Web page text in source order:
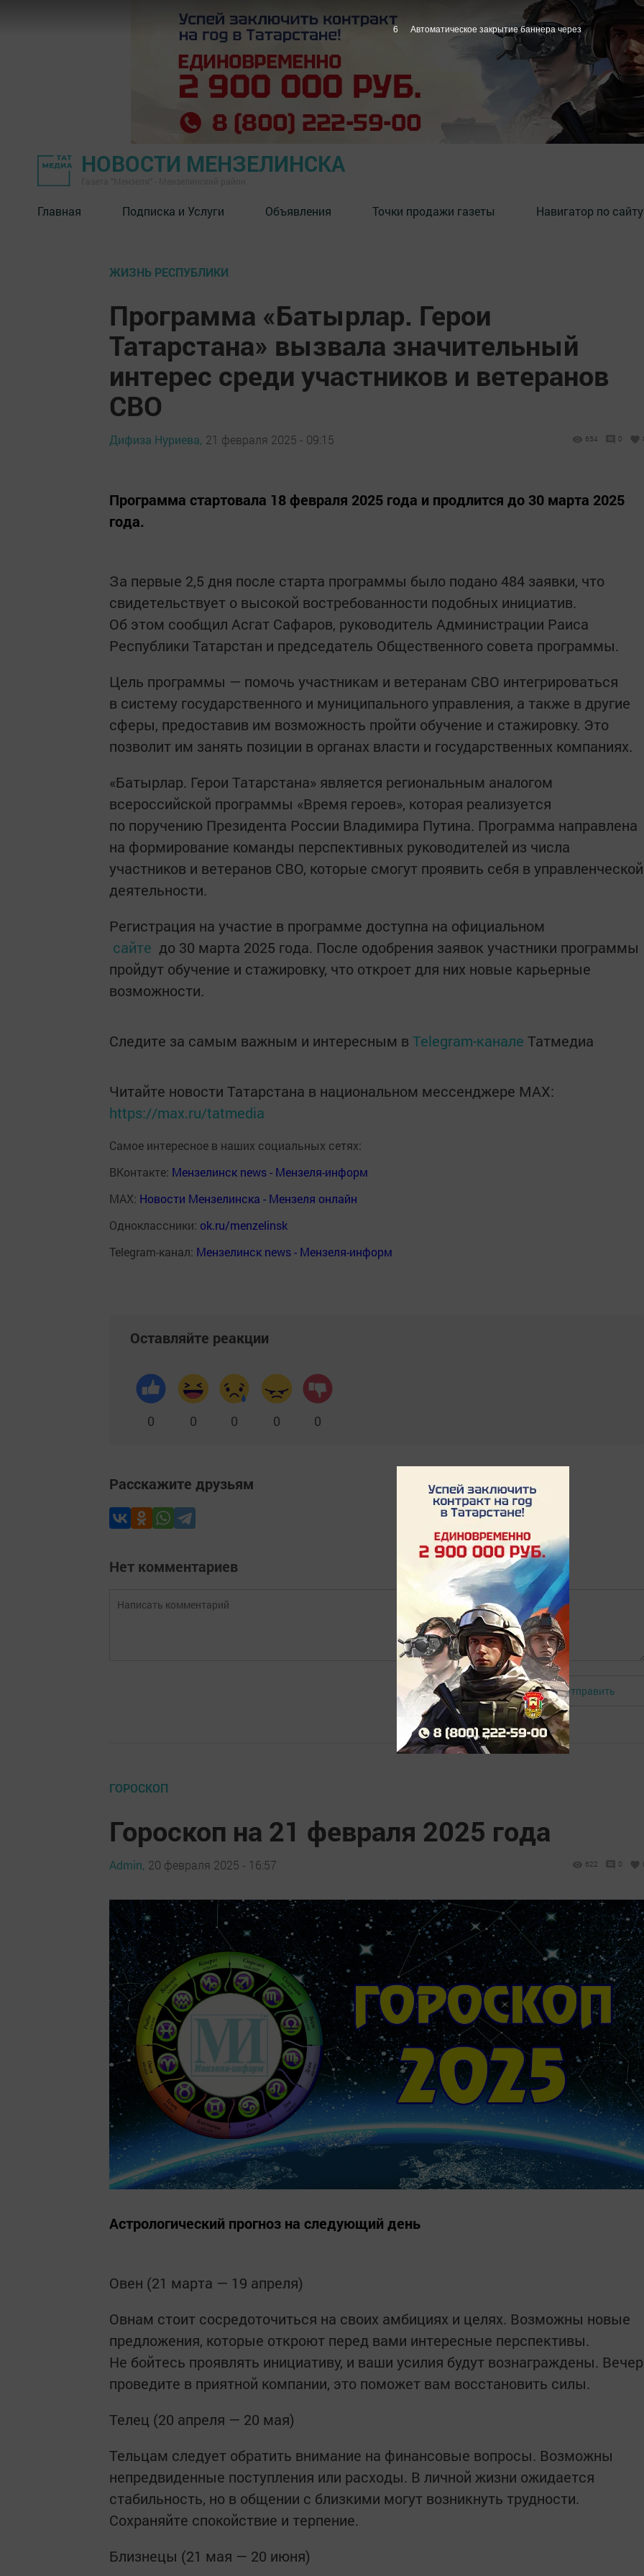
НОВОСТИ МЕНЗЕЛИНСКА
Главная Подписка и Услуги Объявления Точки продажи газеты Навигатор по сайту
ЖИЗНЬ РЕСПУБЛИКИ
Программа «Батырлар. Герои
Татарстана» вызвала значительный
интерес среди участников и ветеранов
СВО
Дифиза Нуриева, 21 февраля 2025 - 09:15 654 0
Программа стартовала 18 февраля 2025 года и продлится до 30 марта 2025
года.
За первые 2,5 дня после старта программы было подано 484 заявки, что
свидетельствует о высокой востребованности подобных инициатив.
Об этом сообщил Асгат Сафаров, руководитель Администрации Раиса
Республики Татарстан и председатель Общественного совета программы.
Цель программы — помочь участникам и ветеранам СВО интегрироваться
в систему государственного и муниципального управления, а также в другие
сферы, предоставив им возможность пройти обучение и стажировку. Это
позволит им занять позиции в органах власти и государственных компаниях.
«Батырлар. Герои Татарстана» является региональным аналогом
всероссийской программы «Время героев», которая реализуется
по поручению Президента России Владимира Путина. Программа направлена
на формирование команды перспективных руководителей из числа
участников и ветеранов СВО, которые смогут проявить себя в управленческой
деятельности.
Регистрация на участие в программе доступна на официальном
сайте до 30 марта 2025 года. После одобрения заявок участники программы
пройдут обучение и стажировку, что откроет для них новые карьерные
возможности.
Следите за самым важным и интересным в Telegram-канале Татмедиа
Читайте новости Татарстана в национальном мессенджере MАХ:
https://max.ru/tatmedia
Самое интересное в наших социальных сетях:
ВКонтакте: Мензелинск news - Мензеля-информ
MAX: Новости Мензелинска - Мензеля онлайн
Одноклассники: ok.ru/menzelinsk
Telegram-канал: Мензелинск news - Мензеля-информ
Оставляйте реакции
0 0 0 0 0
Расскажите друзьям
Нет комментариев
Авторизоваться Отправить
ГОРОСКОП
Гороскоп на 21 февраля 2025 года
Admin, 20 февраля 2025 - 16:57 622 0
Астрологический прогноз на следующий день
Овен (21 марта — 19 апреля)
Овнам стоит сосредоточиться на своих амбициях и целях. Возможны новые
предложения, которые откроют перед вами интересные перспективы.
Не бойтесь проявлять инициативу, и ваши усилия будут вознаграждены. Вечер
проведите в приятной компании, это поможет вам восстановить силы.
Телец (20 апреля — 20 мая)
Тельцам следует обратить внимание на финансовые вопросы. Возможны
непредвиденные поступления или расходы. В личной жизни ожидается
стабильность, но в общении с близкими могут возникнуть трудности.
Сохраняйте спокойствие и терпение.
Близнецы (21 мая — 20 июня)
5 Автоматическое закрытие баннера через